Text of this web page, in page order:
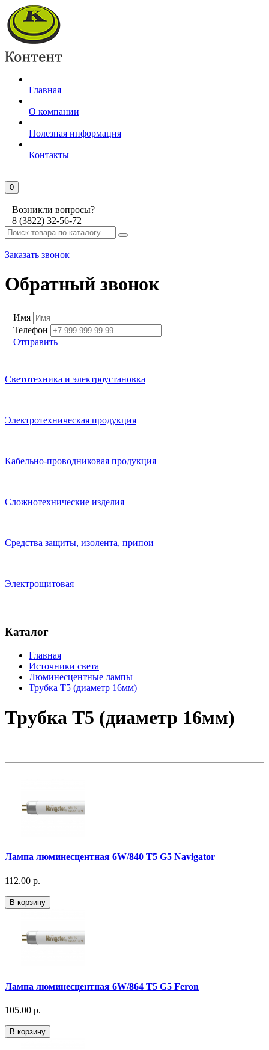
Главная
О компании
Полезная информация
Контакты
0
Возникли вопросы?
8 (3822) 32-56-72
Заказать звонок
Обратный звонок
Имя
Телефон
Отправить
Светотехника и электроустановка
Электротехническая продукция
Кабельно-проводниковая продукция
Сложнотехнические изделия
Средства защиты, изолента, припои
Электрощитовая
Каталог
Главная
Источники света
Люминесцентные лампы
Трубка Т5 (диаметр 16мм)
Трубка Т5 (диаметр 16мм)
Лампа люминесцентная 6W/840 T5 G5 Navigator
112.00 р.
В корзину
Лампа люминесцентная 6W/864 T5 G5 Feron
105.00 р.
В корзину